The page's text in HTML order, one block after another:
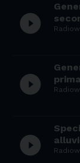
play_circle_filled
play_circle_filled
play_circle_filled